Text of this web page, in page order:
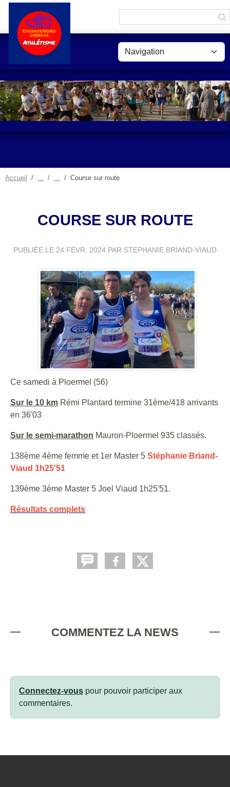
Accueil Course sur route
COURSE SUR ROUTE
PUBLIÉE LE 24 FÉVR. 2024 PAR STEPHANIE BRIAND-VIAUD
Ce samedi à Ploermel (56)
Sur le 10 km Rémi Plantard termine 31ème/418 arrivants
en 36'03
Sur le semi-marathon Mauron-Ploermel 935 classés.
138ème 4ème femme et 1er Master 5 Stéphanie Briand-
Viaud 1h25'51
139ème 3ème Master 5 Joel Viaud 1h25'51.
Résultats complets
COMMENTEZ LA NEWS
Connectez-vous pour pouvoir participer aux
commentaires.